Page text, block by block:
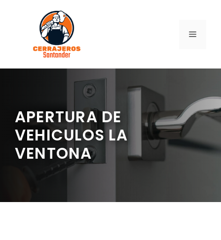
contenido
MENÚ
APERTURA DE
VEHICULOS LA
VENTONA